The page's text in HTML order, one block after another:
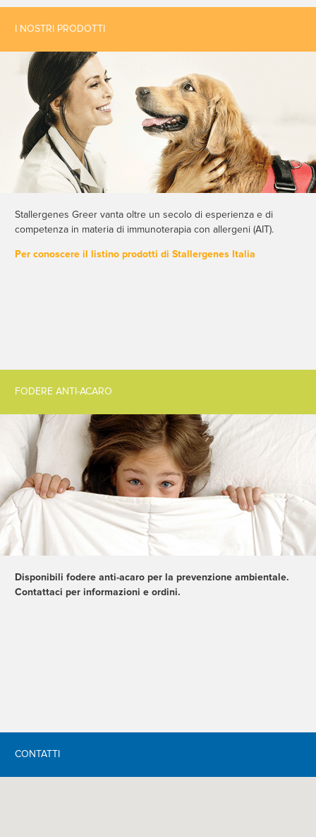
I NOSTRI PRODOTTI
Stallergenes Greer vanta oltre un secolo di esperienza e di
competenza in materia di immunoterapia con allergeni (AIT).
Per conoscere il listino prodotti di Stallergenes Italia
FODERE ANTI-ACARO
Disponibili fodere anti-acaro per la prevenzione ambientale.
Contattaci per informazioni e ordini.
CONTATTI